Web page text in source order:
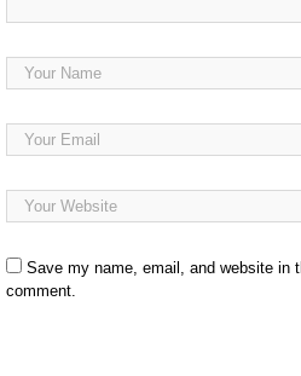
Save my name, email, and website in
comment.